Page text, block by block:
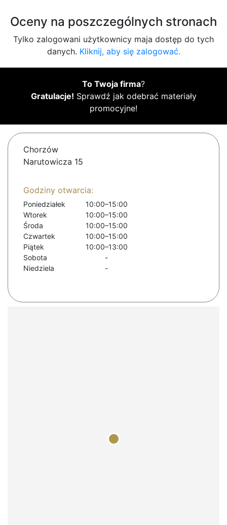
Oceny na poszczególnych stronach
Tylko zalogowani użytkownicy maja dostęp do tych
danych. Kliknij, aby się zalogować.
To Twoja firma?
Gratulacje! Sprawdź jak odebrać materiały
promocyjne!
Chorzów
Narutowicza 15
Godziny otwarcia:
Poniedziałek
10:00–15:00
Wtorek
10:00–15:00
Środa
10:00–15:00
Czwartek
10:00–15:00
Piątek
10:00–13:00
Sobota
-
Niedziela
-